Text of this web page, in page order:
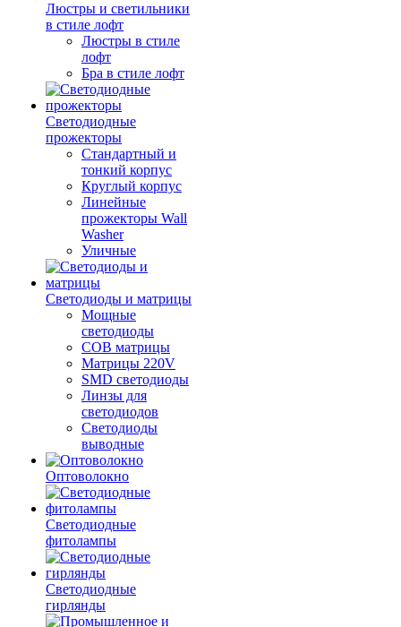
Люстры и светильники
в стиле лофт
Люстры в стиле
лофт
Бра в стиле лофт
Светодиодные
прожекторы
Стандартный и
тонкий корпус
Круглый корпус
Линейные
прожекторы Wall
Washer
Уличные
Светодиоды и матрицы
Мощные
светодиоды
COB матрицы
Матрицы 220V
SMD светодиоды
Линзы для
светодиодов
Светодиоды
выводные
Оптоволокно
Светодиодные
фитолампы
Светодиодные
гирлянды